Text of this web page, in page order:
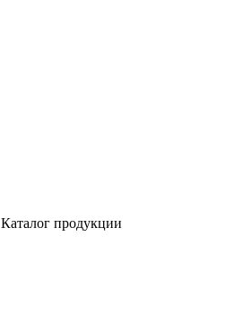
Каталог продукции